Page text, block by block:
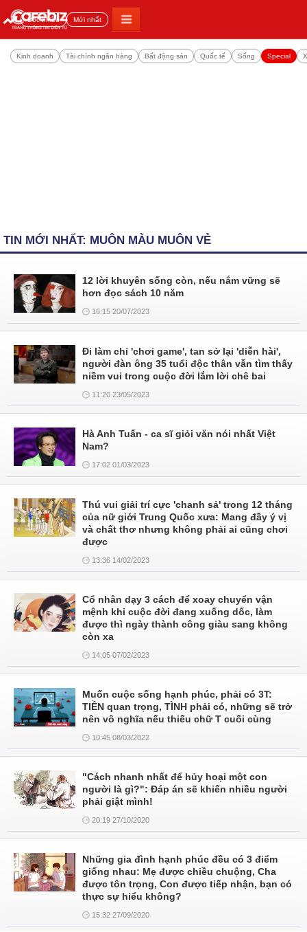
Đọc nhiều Mới nhất
Kinh doanh Tài chính ngân hàng Bất động sản Quốc tế Sống Special
TIN MỚI NHẤT: MUÔN MÀU MUÔN VẺ
12 lời khuyên sống còn, nếu nắm vững sẽ
hơn đọc sách 10 năm
16:15 20/07/2023
Đi làm chỉ 'chơi game', tan sở lại 'diễn hài',
người đàn ông 35 tuổi độc thân vẫn tìm thấy
niềm vui trong cuộc đời lắm lời chê bai
11:20 23/05/2023
Hà Anh Tuấn - ca sĩ giỏi văn nói nhất Việt
Nam?
17:02 01/03/2023
Thú vui giải trí cực 'chanh sả' trong 12 tháng
của nữ giới Trung Quốc xưa: Mang đầy ý vị
và chất thơ nhưng không phải ai cũng chơi
được
13:36 14/02/2023
Cổ nhân dạy 3 cách để xoay chuyển vận
mệnh khi cuộc đời đang xuống dốc, làm
được thì ngày thành công giàu sang không
còn xa
14:05 07/02/2023
Muốn cuộc sống hạnh phúc, phải có 3T:
TIỀN quan trọng, TÌNH phải có, những sẽ trở
nên vô nghĩa nếu thiếu chữ T cuối cùng
10:45 08/03/2022
"Cách nhanh nhất để hủy hoại một con
người là gì?": Đáp án sẽ khiến nhiều người
phải giật mình!
20:19 27/10/2020
Những gia đình hạnh phúc đều có 3 điểm
giống nhau: Mẹ được chiều chuộng, Cha
được tôn trọng, Con được tiếp nhận, bạn có
thực sự hiểu không?
15:32 27/09/2020